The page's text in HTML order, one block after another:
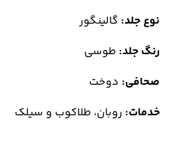
نوع جلد: گالینگور
رنگ جلد: طوسی
صحافی: دوخت
خدمات: روبان، طلاکوب و سیلک